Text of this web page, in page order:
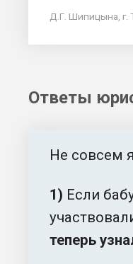
Д.Г. Шипицына, г.
Ответы
Не совсем
1) Если
теперь